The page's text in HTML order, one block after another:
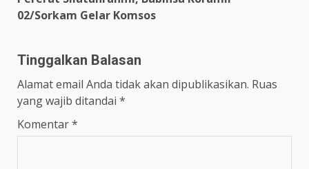
02/Sorkam Gelar Komsos
Tinggalkan Balasan
Alamat email Anda tidak akan dipublikasikan. Ruas
yang wajib ditandai *
Komentar*